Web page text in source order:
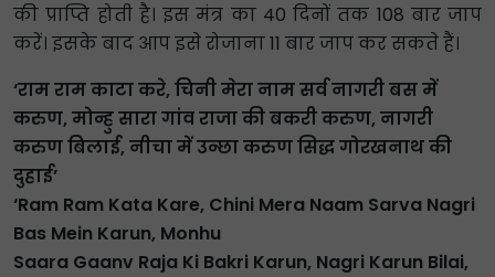
की प्राप्ति होती है। इस मंत्र का 40 दिनों तक 108 बार जाप
करें। इसके बाद आप इसे रोजाना 11 बार जाप कर सकते हैं।
‘राम राम काटा करे, चिनी मेरा नाम सर्व नागरी बस में
करुण, मोन्हु सारा गांव राजा की बकरी करुण, नागरी
करुण बिलाई, नीचा में उन्छा करुण सिद्ध गोरखनाथ की
दुहाई’
‘Ram Ram Kata Kare, Chini Mera Naam Sarva Nagri
Bas Mein Karun, Monhu
Saara Gaanv Raja Ki Bakri Karun, Nagri Karun Bilai,